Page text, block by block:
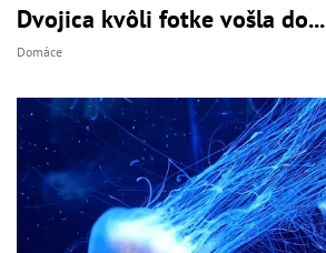
Dvojica kvôli fotke vošla do...
Domáce